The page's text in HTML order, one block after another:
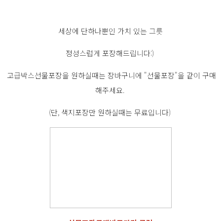
세상에 단하나뿐인 가치 있는 그릇
정성스럽게 포장해드립니다:)
고급박스선물포장을 원하실때는 장바구니에 "선물포장"을 같이 구매
해주세요.
(단, 색지포장만 원하실때는 무료입니다)